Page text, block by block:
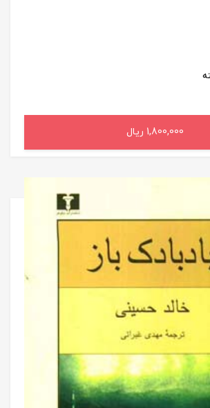
1,800,000 ریال
افزودن به سبد خرید